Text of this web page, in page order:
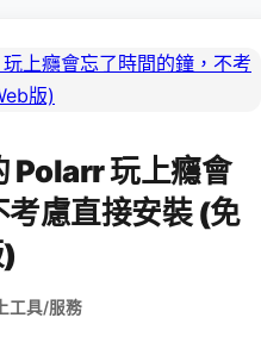
Polarr 玩上癮會
慮直接安裝 (免
工具/服務